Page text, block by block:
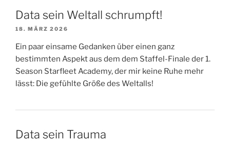
Data sein Weltall schrumpft!
18. MÄRZ 2026
Ein paar einsame Gedanken über einen ganz
bestimmten Aspekt aus dem dem Staffel-Finale der 1.
Season Starfleet Academy, der mir keine Ruhe mehr
lässt: Die gefühlte Größe des Weltalls!
Data sein Trauma